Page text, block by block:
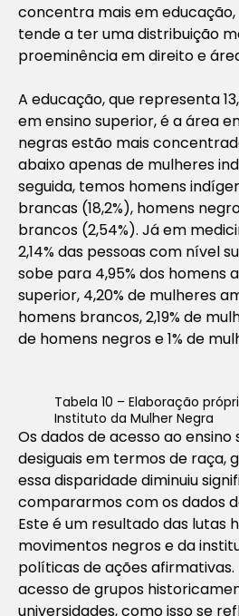
concentra mais em
tende a ter uma distribuição
proeminência em direito e
A educação, que representa
em ensino superior, é a área
negras estão mais
abaixo apenas de mulheres
seguida, temos homens
brancas (18,2%), homens
brancos (2,54%). Já em
2,14% das pessoas com nível
sobe para 4,95% dos homens
superior, 4,20% de mulheres
homens brancos, 2,19% de
de homens negros e 1% de
Tabela 10 – Elaboração
Instituto da Mulher Negra
Os dados de acesso ao
desiguais em termos de raça,
essa disparidade diminuiu
compararmos com os dados
Este é um resultado das lutas
movimentos negros e da
políticas de ações afirmativas.
acesso de grupos
universidades, como isso se